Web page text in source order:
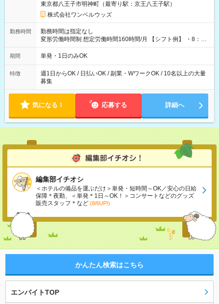
東京都八王子市明神町（最寄り駅：京王八王子駅）
株式会社ワンベルウッズ
勤務時間
勤務時間は指定なし
変形労働時間制 想定労働時間160時間/月 【シフト例】 ・8：00
～21：00
期間 単発・1日のみOK
特徴
週1日からOK / 日払いOK / 副業・WワークOK / 10名以上の大量
募集
気になる！ 応募する 詳細へ
編集部イチオシ
＜ホテルの備品を運ぶだけ＞単発・短時間～OK／安心の日給
保障＊夜勤、＜単発＊1日～OK！＞コンサートなどのグッズ
販売スタッフ＊など (8/6UP!)
かんたん検索はこちら
エンバイトTOP